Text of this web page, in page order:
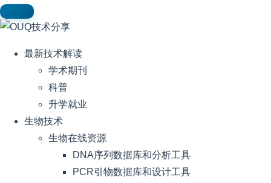
最新技术解读
学术期刊
科普
升学就业
生物技术
生物在线资源
DNA序列数据库和分析工具
PCR引物数据库和设计工具